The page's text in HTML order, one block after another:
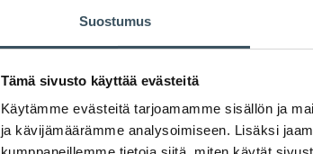
Suostumus
Tämä sivusto käyttää evästeitä
Käytämme evästeitä tarjoamamme sisällön ja
ja kävijämäärämme analysoimiseen. Lisäksi